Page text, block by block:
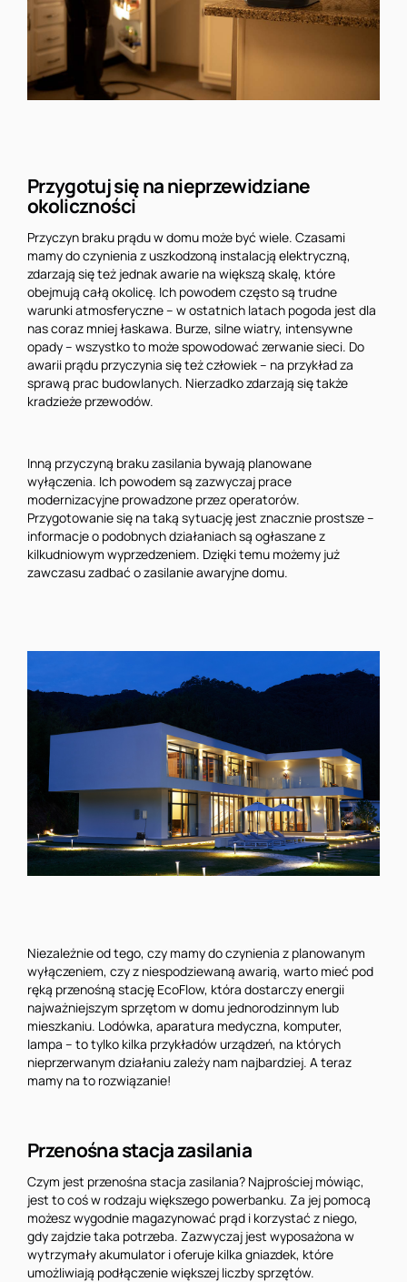
Przygotuj się na nieprzewidziane
okoliczności
Przyczyn braku prądu w domu może być wiele. Czasami
mamy do czynienia z uszkodzoną instalacją elektryczną,
zdarzają się też jednak awarie na większą skalę, które
obejmują całą okolicę. Ich powodem często są trudne
warunki atmosferyczne – w ostatnich latach pogoda jest dla
nas coraz mniej łaskawa. Burze, silne wiatry, intensywne
opady – wszystko to może spowodować zerwanie sieci. Do
awarii prądu przyczynia się też człowiek – na przykład za
sprawą prac budowlanych. Nierzadko zdarzają się także
kradzieże przewodów.
Inną przyczyną braku zasilania bywają planowane
wyłączenia. Ich powodem są zazwyczaj prace
modernizacyjne prowadzone przez operatorów.
Przygotowanie się na taką sytuację jest znacznie prostsze –
informacje o podobnych działaniach są ogłaszane z
kilkudniowym wyprzedzeniem. Dzięki temu możemy już
zawczasu zadbać o zasilanie awaryjne domu.
Niezależnie od tego, czy mamy do czynienia z planowanym
wyłączeniem, czy z niespodziewaną awarią, warto mieć pod
ręką przenośną stację EcoFlow, która dostarczy energii
najważniejszym sprzętom w domu jednorodzinnym lub
mieszkaniu. Lodówka, aparatura medyczna, komputer,
lampa – to tylko kilka przykładów urządzeń, na których
nieprzerwanym działaniu zależy nam najbardziej. A teraz
mamy na to rozwiązanie!
Przenośna stacja zasilania
Czym jest przenośna stacja zasilania? Najprościej mówiąc,
jest to coś w rodzaju większego powerbanku. Za jej pomocą
możesz wygodnie magazynować prąd i korzystać z niego,
gdy zajdzie taka potrzeba. Zazwyczaj jest wyposażona w
wytrzymały akumulator i oferuje kilka gniazdek, które
umożliwiają podłączenie większej liczby sprzętów.